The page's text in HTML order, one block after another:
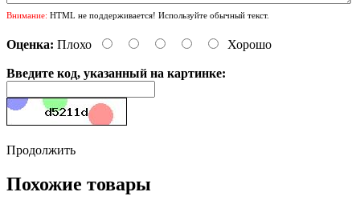
Внимание: HTML не поддерживается! Используйте обычный текст.
Оценка: Плохо Хорошо
Введите код, указанный на картинке:
Продолжить
Похожие товары